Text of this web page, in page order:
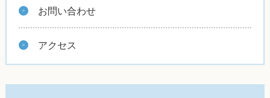
お問い合わせ
アクセス